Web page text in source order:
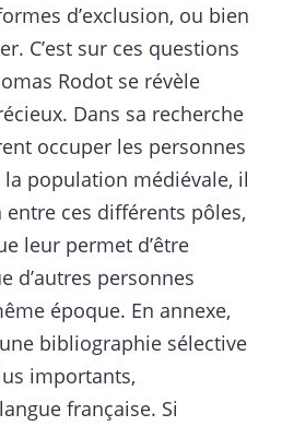
d’exclusion, ou bien
C’est sur ces questions
Rodot se révèle
Dans sa recherche
occuper les personnes
population médiévale, il
ces différents pôles,
leur permet d’être
d’autres personnes
époque. En annexe,
bibliographie sélective
importants,
française. Si